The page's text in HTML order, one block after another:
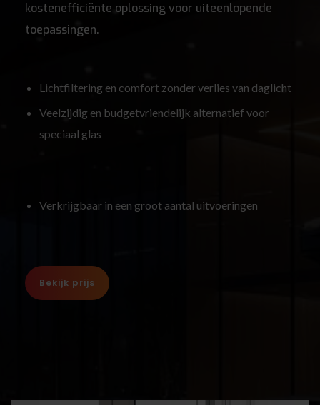
kostenefficiënte oplossing voor uiteenlopende
toepassingen.
Lichtfiltering en comfort zonder verlies van daglicht
Veelzijdig en budgetvriendelijk alternatief voor
speciaal glas
Verkrijgbaar in een groot aantal uitvoeringen
Bekijk prijs